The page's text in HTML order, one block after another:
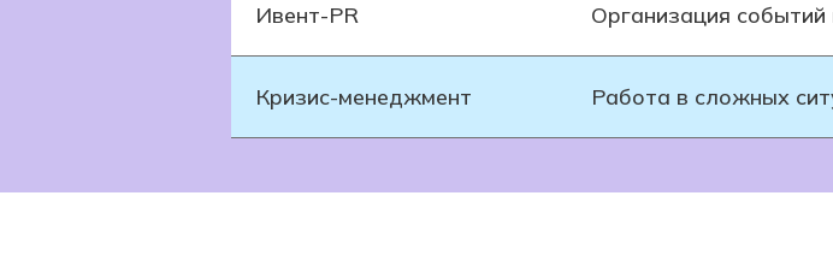
Ивент-PR Организация событий
Кризис-менеджмент Работа в сложных